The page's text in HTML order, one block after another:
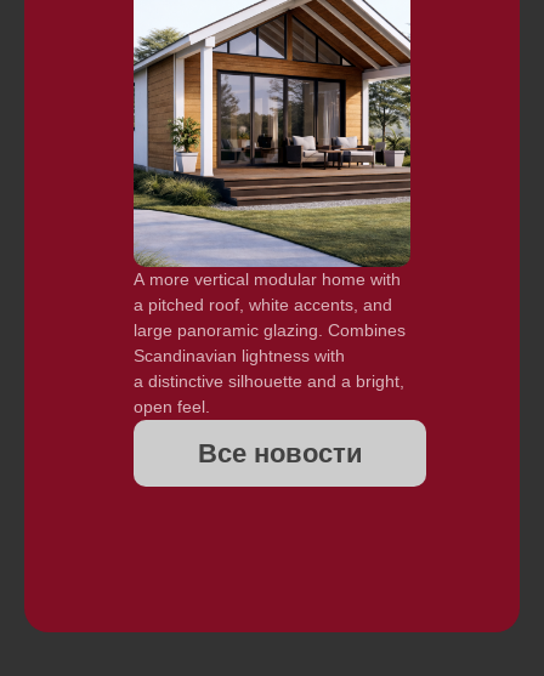
A more vertical modular home with
a pitched roof, white accents, and
large panoramic glazing. Combines
Scandinavian lightness with
a distinctive silhouette and a bright,
open feel.
Все новости